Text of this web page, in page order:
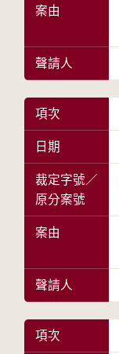
案由
聲請人
項次
日期
裁定字號／
原分案號
案由
聲請人
項次